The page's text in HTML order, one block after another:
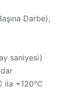
Darbe),
saniyesi)
ila +120°C